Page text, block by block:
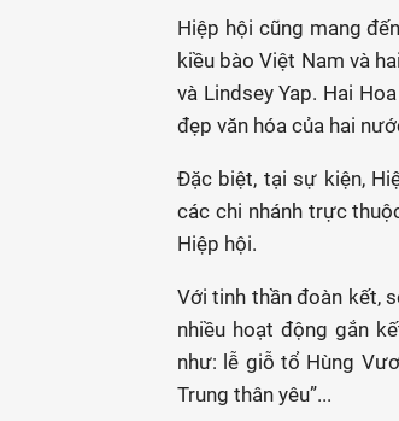
Hiệp hội cũng mang
kiều bào Việt Nam và
và Lindsey Yap. Hai
đẹp văn hóa của hai
Đặc biệt, tại sự kiện,
các chi nhánh trực
Hiệp hội.
Với tinh thần đoàn kết,
nhiều hoạt động gắn
như: lễ giỗ tổ Hùng
Trung thân yêu”...